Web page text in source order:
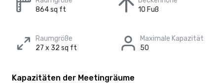
864 sq ft
10 Fuß
Raumgröße
27 x 32 sq ft
Maximale Kapazität
50
Kapazitäten der Meetingräume